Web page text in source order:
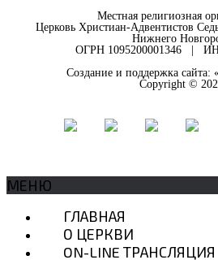
Местная религиозная
Церковь Христиан-Адвентистов
Нижнего
ОГРН 1095200001346 |
Создание и поддержка сайта:
Copyright ©
МЕНЮ
ГЛАВНАЯ
О ЦЕРКВИ
ON-LINE ТРАНСЛЯЦИЯ